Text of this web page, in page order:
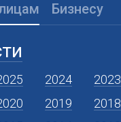
Бизнесу
2024 2023
2019 2018